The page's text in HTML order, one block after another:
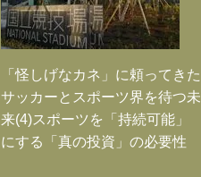
「怪しげなカネ」に頼ってきた
サッカーとスポーツ界を待つ未
来(4)スポーツを「持続可能」
にする「真の投資」の必要性